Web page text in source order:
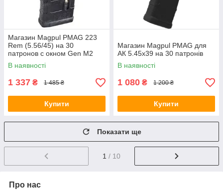
Магазин Magpul PMAG 223
Rem (5.56/45) на 30
патронов с окном Gen M2
черный
В наявності
1 337 ₴ 1 485 ₴
Купити
Магазин Magpul PMAG для
АК 5.45х39 на 30 патронів
В наявності
1 080 ₴ 1 200 ₴
Купити
Показати ще
1 / 10
Про нас